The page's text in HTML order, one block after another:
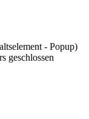
- Popup)
geschlossen